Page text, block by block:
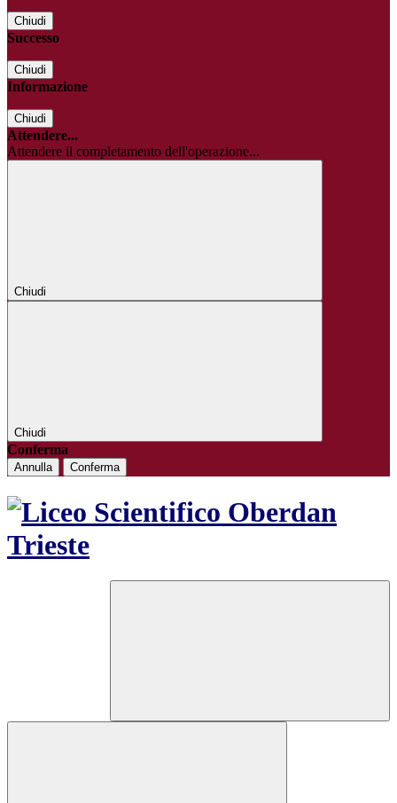
Chiudi
Successo
Chiudi
Informazione
Chiudi
Attendere...
Attendere il completamento dell'operazione...
Chiudi
Chiudi
Conferma
Annulla Conferma